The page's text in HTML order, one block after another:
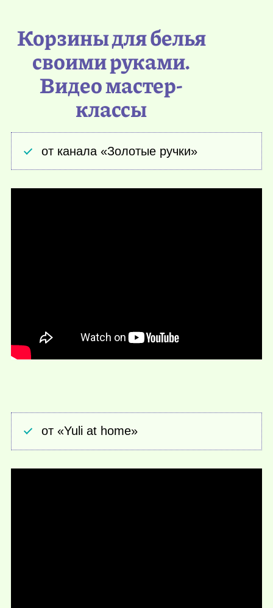
Корзины для белья
своими руками.
Видео мастер-
классы
от канала «Золотые ручки»
от «Yuli at home»